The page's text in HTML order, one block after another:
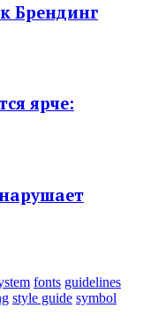
Брендинг
ярче:
fonts guidelines
style guide symbol